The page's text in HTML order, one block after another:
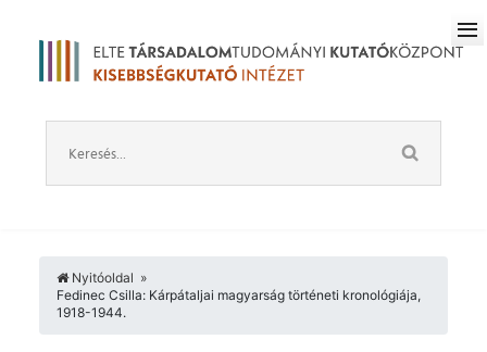
Nyitóoldal
Fedinec Csilla: Kárpátaljai magyarság történeti kronológiája,
1918-1944.